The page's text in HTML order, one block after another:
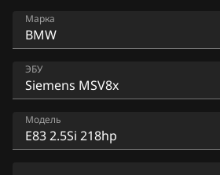
Марка
Acura
Alfa Romeo
ATLAS
ЭБУ
Bosch EDC16CP35
Bosch EDC17C41
Модель